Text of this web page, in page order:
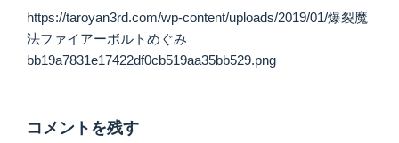
https://taroyan3rd.com/wp-content/uploads/2019/01/爆裂魔
法ファイアーボルトめぐみ
bb19a7831e17422df0cb519aa35bb529.png
コメントを残す